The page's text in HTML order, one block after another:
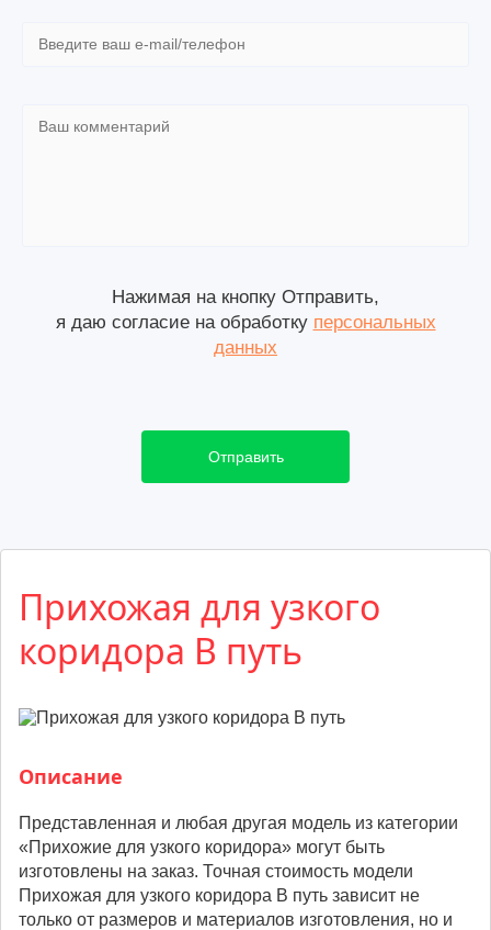
Нажимая на кнопку Отправить,
я даю согласие на обработку персональных
данных
Отправить
Прихожая для узкого
коридора В путь
Описание
Представленная и любая другая модель из категории
«Прихожие для узкого коридора» могут быть
изготовлены на заказ. Точная стоимость модели
Прихожая для узкого коридора В путь зависит не
только от размеров и материалов изготовления, но и